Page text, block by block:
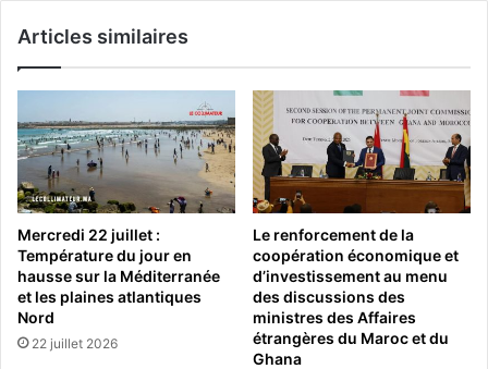
Articles similaires
Mercredi 22 juillet :
Température du jour en
hausse sur la Méditerranée
et les plaines atlantiques
Nord
22 juillet 2026
Le renforcement de la
coopération économique et
d’investissement au menu
des discussions des
ministres des Affaires
étrangères du Maroc et du
Ghana